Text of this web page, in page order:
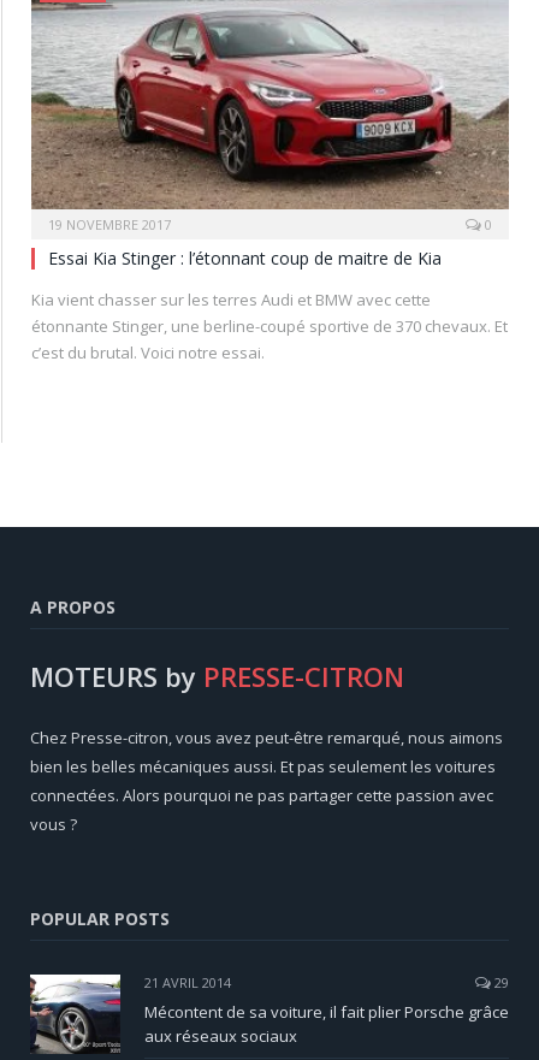
19 NOVEMBRE 2017 0
Essai Kia Stinger : l’étonnant coup de maitre de Kia
Kia vient chasser sur les terres Audi et BMW avec cette
étonnante Stinger, une berline-coupé sportive de 370 chevaux. Et
c’est du brutal. Voici notre essai.
A PROPOS
MOTEURS by PRESSE-CITRON
Chez Presse-citron, vous avez peut-être remarqué, nous aimons
bien les belles mécaniques aussi. Et pas seulement les voitures
connectées. Alors pourquoi ne pas partager cette passion avec
vous ?
POPULAR POSTS
21 AVRIL 2014 29
Mécontent de sa voiture, il fait plier Porsche grâce
aux réseaux sociaux